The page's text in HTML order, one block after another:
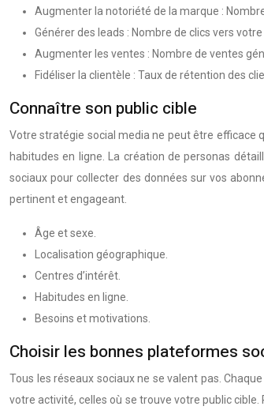
Augmenter la notoriété de la marque :
Générer des leads : Nombre de clics vers
Augmenter les ventes : Nombre de ventes
Fidéliser la clientèle : Taux de rétention des
Connaître son public cible
Votre stratégie social media ne peut être efficace
habitudes en ligne. La création de personas
sociaux pour collecter des données sur vos
pertinent et engageant.
Âge et sexe.
Localisation géographique.
Centres d’intérêt.
Habitudes en ligne.
Besoins et motivations.
Choisir les bonnes plateformes
Tous les réseaux sociaux ne se valent pas.
votre activité, celles où se trouve votre public